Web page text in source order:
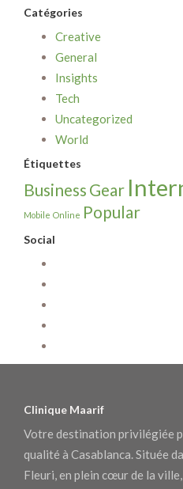
Catégories
Creative
General
Insights
Tech
Uncategorized
World
Étiquettes
Business Gear
Mobile Online Popular
Social
Clinique Maarif
Votre destination privilégiée
qualité à Casablanca. Située
Fleuri, en plein cœur de la ville,